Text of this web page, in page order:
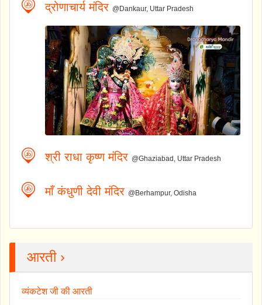
द्रोणाचार्य मंदिर @Dankaur, Uttar Pradesh
श्री राधा कृष्ण मंदिर @Ghaziabad, Uttar Pradesh
माँ कंधुणी देवी मंदिर @Berhampur, Odisha
आरती ›
व्यंकटेश जी की आरती